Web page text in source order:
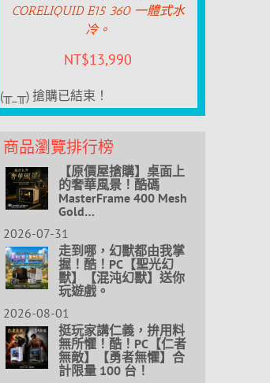
CORELIQUID E15 360 一體式水
冷。
NT$13,990
(╥_╥) 搶購已結束！
商品瀏覽排行榜
【原價屋搶購】桌面上
的奢華風景！酷碼
MasterFrame 400 Mesh
Gold…
2026-07-31
走到哪，幻獸都由我掌
握！酷！PC【聖光幻
獸】【混沌幻獸】送你
玩遊戲。
2026-08-01
挺玩家講仁義，拚用料
無所懼！酷！PC【仁者
無敵】【勇者無懼】合
計限量 100 台！